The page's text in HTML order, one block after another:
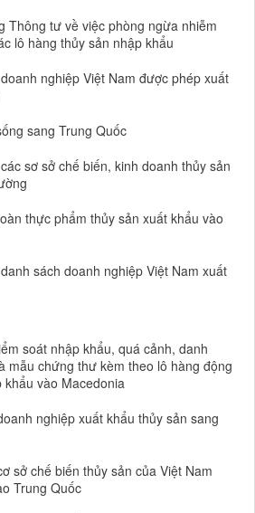
Thông tư về việc phòng ngừa nhiễm
lô hàng thủy sản nhập khẩu
nghiệp Việt Nam được phép xuất
sang Trung Quốc
sơ sở chế biến, kinh doanh thủy sản
thực phẩm thủy sản xuất khẩu vào
sách doanh nghiệp Việt Nam xuất
soát nhập khẩu, quá cảnh, danh
mẫu chứng thư kèm theo lô hàng động
vào Macedonia
nghiệp xuất khẩu thủy sản sang
sở chế biến thủy sản của Việt Nam
Trung Quốc